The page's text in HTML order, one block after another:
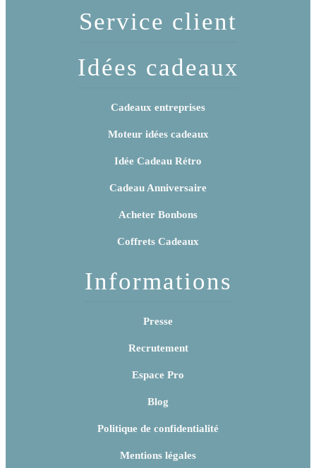
Service client
Idées cadeaux
Cadeaux entreprises
Moteur idées cadeaux
Idée Cadeau Rétro
Cadeau Anniversaire
Acheter Bonbons
Coffrets Cadeaux
Informations
Presse
Recrutement
Espace Pro
Blog
Politique de confidentialité
Mentions légales